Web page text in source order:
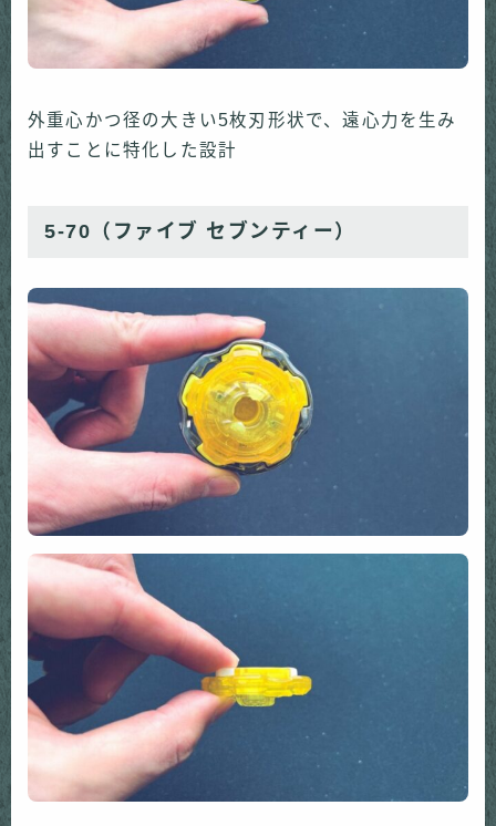
外重心かつ径の大きい5枚刃形状で、遠心力を生み
出すことに特化した設計
5-70（ファイブ セブンティー）